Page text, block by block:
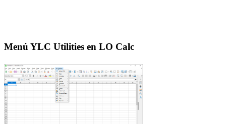
Menú YLC Utilities en LO Calc